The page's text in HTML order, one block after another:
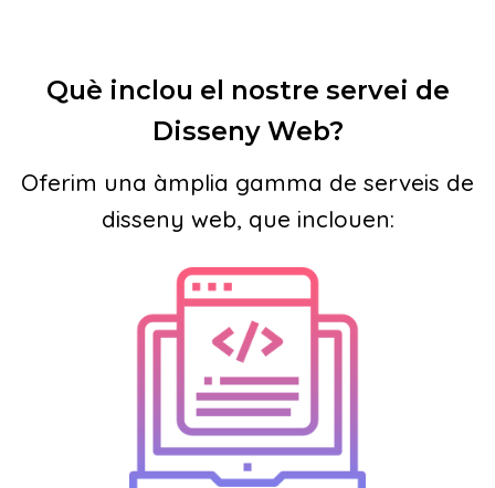
Què inclou el nostre servei de
Disseny Web?
Oferim una àmplia gamma de serveis de
disseny web, que inclouen: